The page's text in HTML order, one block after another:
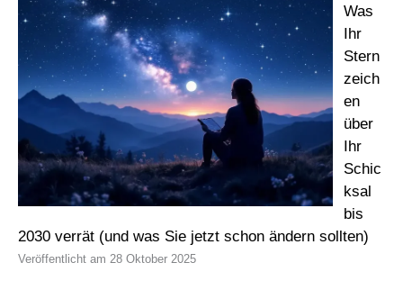
Was
Ihr
Stern
zeich
en
über
Ihr
Schic
ksal
bis
2030 verrät (und was Sie jetzt schon ändern sollten)
28 Oktober 2025